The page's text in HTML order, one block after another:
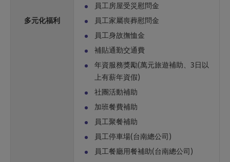
多元化福利
員工房屋受災慰問金
員工家屬喪葬慰問金
員工身故撫恤金
補貼通勤交通費
年資服務獎勵(萬元旅遊補助、3日以
上有薪年資假)
社團活動補助
加班餐費補助
員工聚餐補助
員工停車場(台南總公司)
員工餐廳用餐補助(台南總公司)